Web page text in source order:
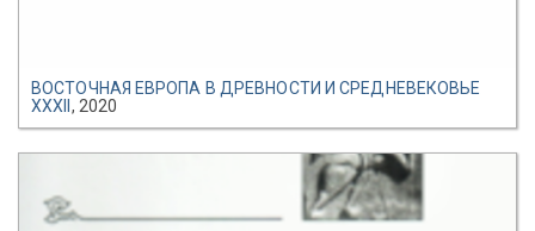
ВОСТОЧНАЯ ЕВРОПА В ДРЕВНОСТИ И СРЕДНЕВЕКОВЬЕ
XXXII, 2020